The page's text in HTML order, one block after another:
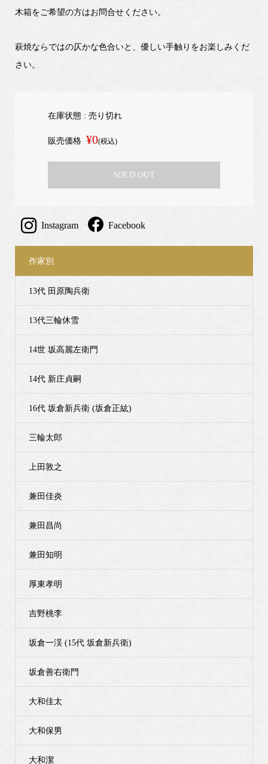
木箱をご希望の方はお問合せください。
萩焼ならではの仄かな色合いと、優しい手触りをお楽しみくだ
さい。
在庫状態 : 売り切れ
販売価格 ¥0(税込)
SOLD OUT
Instagram Facebook
作家別
13代 田原陶兵衛
13代三輪休雪
14世 坂高麗左衛門
14代 新庄貞嗣
16代 坂倉新兵衛 (坂倉正紘)
三輪太郎
上田敦之
兼田佳炎
兼田昌尚
兼田知明
厚東孝明
吉野桃李
坂倉一渓 (15代 坂倉新兵衛)
坂倉善右衛門
大和佳太
大和保男
大和潔